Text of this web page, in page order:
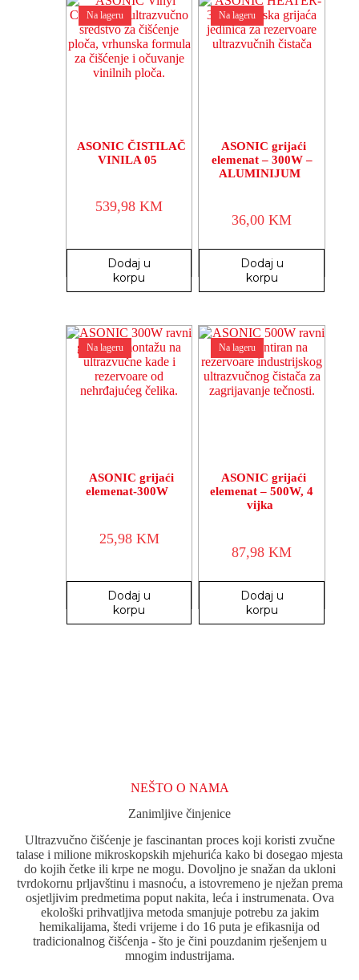
Na lageru
ASONIC ČISTILAČ
VINILA 05
539,98KM
Dodaj u
korpu
Na lageru
ASONIC grijaći
elemenat – 300W –
ALUMINIJUM
36,00KM
Dodaj u
korpu
Na lageru
ASONIC grijaći
elemenat-300W
25,98 KM
Dodaj u
korpu
Na lageru
ASONIC grijaći
elemenat – 500W, 4
vijka
87,98KM
Dodaj u
korpu
NEŠTO O NAMA
Zanimljive činjenice
Ultrazvučno čišćenje je fascinantan proces koji koristi zvučne
talase i milione mikroskopskih mjehurića kako bi dosegao mjesta
do kojih četke ili krpe ne mogu. Dovoljno je snažan da ukloni
tvrdokornu prljavštinu i masnoću, a istovremeno je nježan prema
osjetljivim predmetima poput nakita, leća i instrumenata. Ova
ekološki prihvatljiva metoda smanjuje potrebu za jakim
hemikalijama, štedi vrijeme i do 16 puta je efikasnija od
tradicionalnog čišćenja - što je čini pouzdanim rješenjem u
mnogim industrijama.